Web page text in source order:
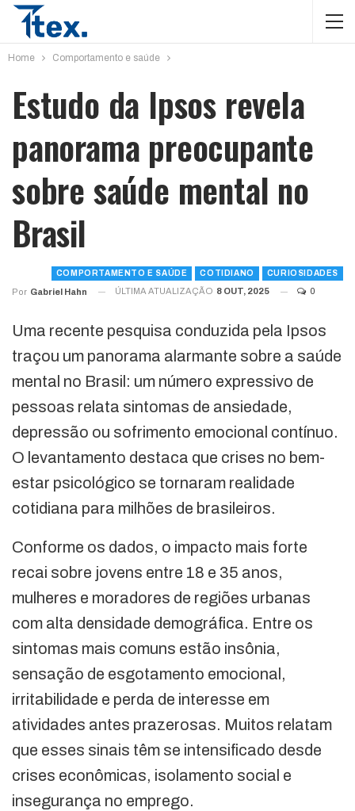
Home Comportamento e saúde
Estudo da Ipsos revela
panorama preocupante
sobre saúde mental no
Brasil
COMPORTAMENTO E SAÚDE COTIDIANO CURIOSIDADES
Por Gabriel Hahn ÚLTIMA ATUALIZAÇÃO 8 OUT, 2025 0
Uma recente pesquisa conduzida pela Ipsos
traçou um panorama alarmante sobre a saúde
mental no Brasil: um número expressivo de
pessoas relata sintomas de ansiedade,
depressão ou sofrimento emocional contínuo.
O levantamento destaca que crises no bem-
estar psicológico se tornaram realidade
cotidiana para milhões de brasileiros.
Conforme os dados, o impacto mais forte
recai sobre jovens entre 18 e 35 anos,
mulheres e moradores de regiões urbanas
com alta densidade demográfica. Entre os
sintomas mais comuns estão insônia,
sensação de esgotamento emocional,
irritabilidade e perda de interesse em
atividades antes prazerosas. Muitos relatam
que esses sinais têm se intensificado desde
crises econômicas, isolamento social e
insegurança no emprego.